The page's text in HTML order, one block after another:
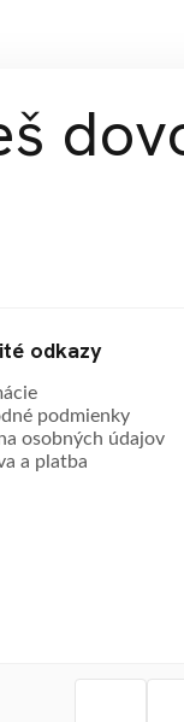
odkazy
podmienky
osobných údajov
a platba